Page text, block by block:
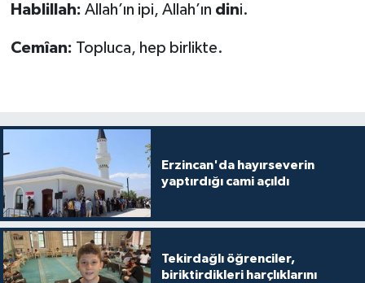
Hablillah: Allah’ın ipi, Allah’ın dini.
Cemîan: Topluca, hep birlikte.
Erzincan'da hayırseverin
yaptırdığı cami açıldı
Tekirdağlı öğrenciler,
biriktirdikleri harçlıklarını
Edirne Müftülüğü
Elazığ Müftülüğü
Erzurum Müftülüğü
Eskişehir Müftülüğü
Gaziantep Müftülüğü
Giresun Müftülüğü